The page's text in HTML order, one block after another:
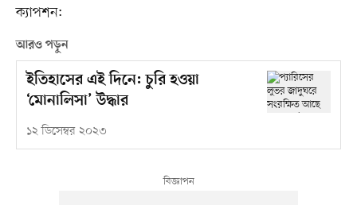
ক্যাপশন:
আরও পড়ুন
ইতিহাসের এই দিনে: চুরি হওয়া
‘মোনালিসা’ উদ্ধার
১২ ডিসেম্বর ২০২৩